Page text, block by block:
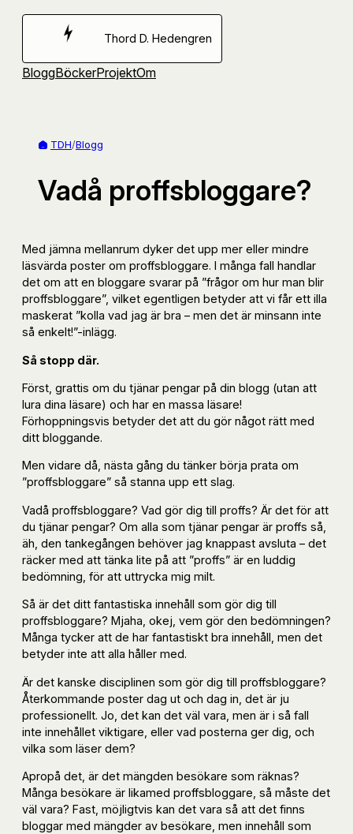
Hoppa
Thord D. Hedengren
BloggBöckerProjektOm
TDH/Blogg
Vadå proffsbloggare?
Med jämna mellanrum dyker det upp mer eller mindre
läsvärda poster om proffsbloggare. I många fall handlar
det om att en bloggare svarar på ”frågor om hur man blir
proffsbloggare”, vilket egentligen betyder att vi får ett illa
maskerat ”kolla vad jag är bra – men det är minsann inte
så enkelt!”-inlägg.
Så stopp där.
Först, grattis om du tjänar pengar på din blogg (utan att
lura dina läsare) och har en massa läsare!
Förhoppningsvis betyder det att du gör något rätt med
ditt bloggande.
Men vidare då, nästa gång du tänker börja prata om
”proffsbloggare” så stanna upp ett slag.
Vadå proffsbloggare? Vad gör dig till proffs? Är det för att
du tjänar pengar? Om alla som tjänar pengar är proffs så,
äh, den tankegången behöver jag knappast avsluta – det
räcker med att tänka lite på att ”proffs” är en luddig
bedömning, för att uttrycka mig milt.
Så är det ditt fantastiska innehåll som gör dig till
proffsbloggare? Mjaha, okej, vem gör den bedömningen?
Många tycker att de har fantastiskt bra innehåll, men det
betyder inte att alla håller med.
Är det kanske disciplinen som gör dig till proffsbloggare?
Återkommande poster dag ut och dag in, det är ju
professionellt. Jo, det kan det väl vara, men är i så fall
inte innehållet viktigare, eller vad posterna ger dig, och
vilka som läser dem?
Apropå det, är det mängden besökare som räknas?
Många besökare är likamed proffsbloggare, så måste det
väl vara? Fast, möjligtvis kan det vara så att det finns
bloggar med mängder av besökare, men innehåll som